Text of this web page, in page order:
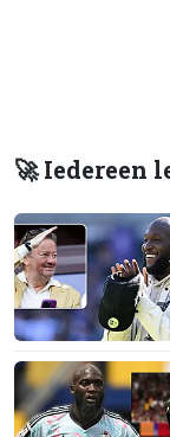
🚀 Iedereen